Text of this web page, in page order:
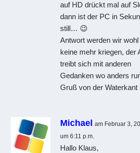
auf HD drückt mal auf
dann ist der PC in
still… 😉
Antwort werden wir wohl
keine mehr kriegen, der
treibt sich mit anderen
Gedanken wo anders
Gruß von der Waterkant
Michael
am Februar 3,
um 6:11 p.m.
Hallo Klaus,